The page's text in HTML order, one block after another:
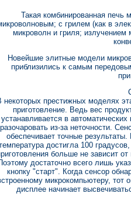
Такая комбинированная печь
с грилем (как в
микроволн и гриля; излучением
Новейшие элитные модели
приблизились к самым
некоторых престижных моделях
приготовление. Ведь вес
устанавливается в
разочаровать из-за неточности.
обеспечивает точные
достигла 100
больше не зависит
достаточно всего лишь
кнопку "старт". Когда сенсор
микрокомпьютеру, тот
дисплее начинает